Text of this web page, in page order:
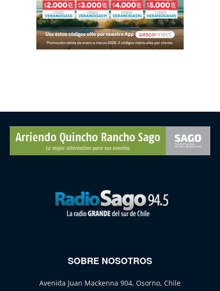
SOBRE NOSOTROS
Avenida Juan Mackenna 904, Osorno, Chile